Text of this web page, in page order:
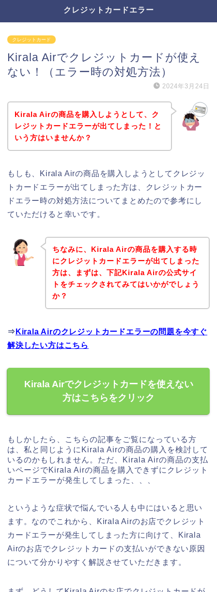
クレジットカードエラー
クレジットカード
Kirala Airでクレジットカードが使え
ない！（エラー時の対処方法）
2024年3月24日
Kirala Airの商品を購入しようとして、ク
レジットカードエラーが出てしまった！と
いう方はいませんか？
もしも、Kirala Airの商品を購入しようとしてクレジッ
トカードエラーが出てしまった方は、クレジットカー
ドエラー時の対処方法についてまとめたので参考にし
ていただけると幸いです。
ちなみに、Kirala Airの商品を購入する時
にクレジットカードエラーが出てしまった
方は、まずは、下記Kirala Airの公式サイ
トをチェックされてみてはいかがでしょう
か？
⇒ Kirala Airのクレジットカードエラーの問題を今すぐ
解決したい方はこちら
Kirala Airでクレジットカードを使えない
方はこちらをクリック
もしかしたら、こちらの記事をご覧になっている方
は、私と同じようにKirala Airの商品の購入を検討して
いるのかもしれません。ただ、Kirala Airの商品の支払
いページでKirala Airの商品を購入できずにクレジット
カードエラーが発生してしまった、、、
というような症状で悩んでいる人も中にはいると思い
ます。なのでこれから、Kirala Airのお店でクレジット
カードエラーが発生してしまった方に向けて、Kirala
Airのお店でクレジットカードの支払いができない原因
について分かりやすく解説させていただきます。